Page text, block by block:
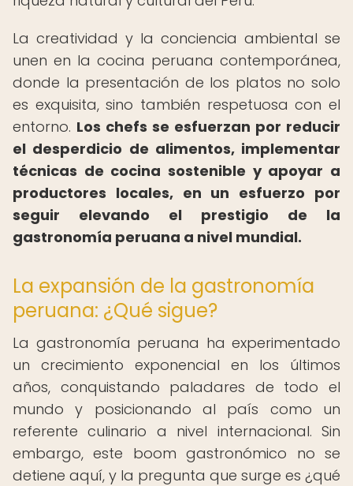
La creatividad y la conciencia ambiental se
unen en la cocina peruana contemporánea,
donde la presentación de los platos no solo
es exquisita, sino también respetuosa con el
entorno. Los chefs se esfuerzan por reducir
el desperdicio de alimentos, implementar
técnicas de cocina sostenible y apoyar a
productores locales, en un esfuerzo por
seguir elevando el prestigio de la
gastronomía peruana a nivel mundial.
La expansión de la gastronomía
peruana: ¿Qué sigue?
La gastronomía peruana ha experimentado
un crecimiento exponencial en los últimos
años, conquistando paladares de todo el
mundo y posicionando al país como un
referente culinario a nivel internacional. Sin
embargo, este boom gastronómico no se
detiene aquí, y la pregunta que surge es ¿qué